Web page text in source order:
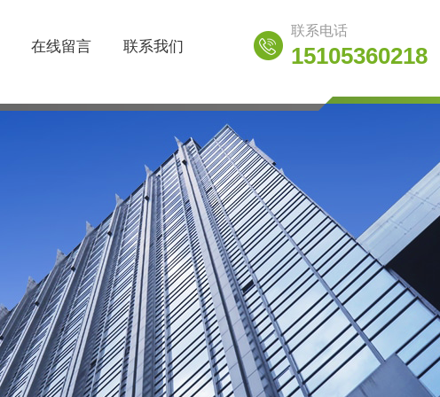
在线留言 联系我们
联系电话
15105360218